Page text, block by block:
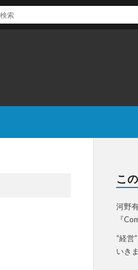
こ
河野
『
“経営
いき